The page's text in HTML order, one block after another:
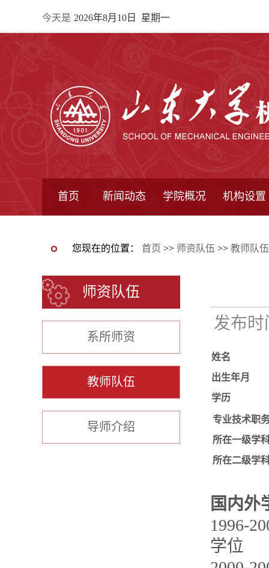
今天是 2026年8月10日 星期一
首页 新闻动态 学院概况 机构设置
您现在的位置： 首页 >> 师资队伍 >> 教师队伍
师资队伍
系所师资
教师队伍
导师介绍
发布
姓名
出生年月
学历
专业技术职
所在一级学
所在二级学
国内外
1996-
学位